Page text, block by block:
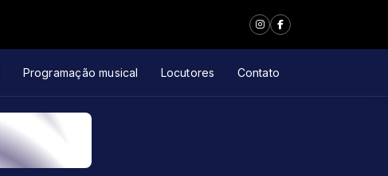
Programação musical Locutores Contato